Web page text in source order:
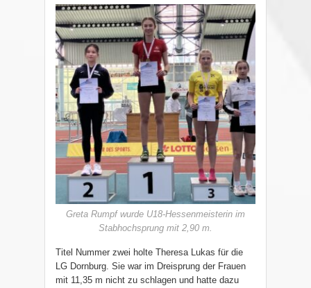
Greta Rumpf wurde U18-Hessenmeisterin im
Stabhochsprung mit 2,90 m.
Titel Nummer zwei holte Theresa Lukas für die
LG Dornburg. Sie war im Dreisprung der Frauen
mit 11,35 m nicht zu schlagen und hatte dazu